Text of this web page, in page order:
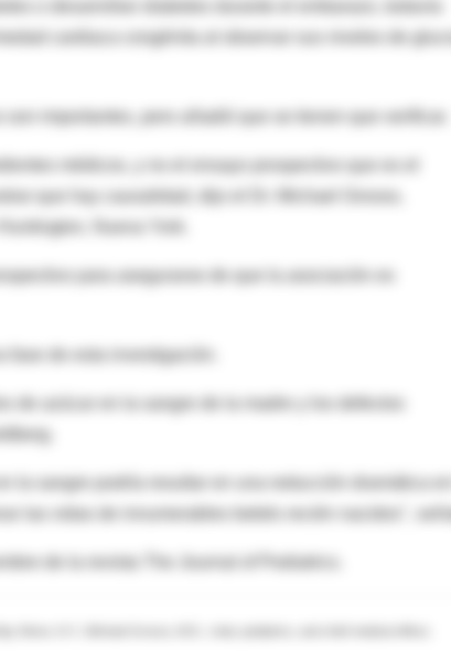
cardiaca congénita al observar sus niveles de
importantes, pero añadió que se tienen que verificar.
médicos, y no el ensayo prospectivo que es el
Nueva York.
para asegurarse de que la asociación es
de esta investigación.
de azúcar en la sangre de la madre y los defectos
la sangre podría resultar en una reducción dramática en
las vidas de innumerables bebés recién nacidos",
de la revista The Journal of Pediatrics.